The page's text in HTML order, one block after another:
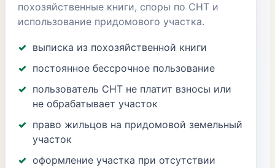
похозяйственные книги, споры по СНТ и
использование придомового участка.
выписка из похозяйственной книги
постоянное бессрочное пользование
пользователь СНТ не платит взносы или
не обрабатывает участок
право жильцов на придомовой земельный
участок
оформление участка при отсутствии